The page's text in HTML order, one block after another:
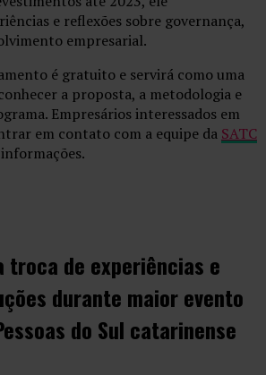
e reflexões sobre governança,
empresarial.
é gratuito e servirá como uma
a proposta, a metodologia e
Empresários interessados em
em contato com a equipe da SATC
troca de experiências e
durante maior evento
do Sul catarinense